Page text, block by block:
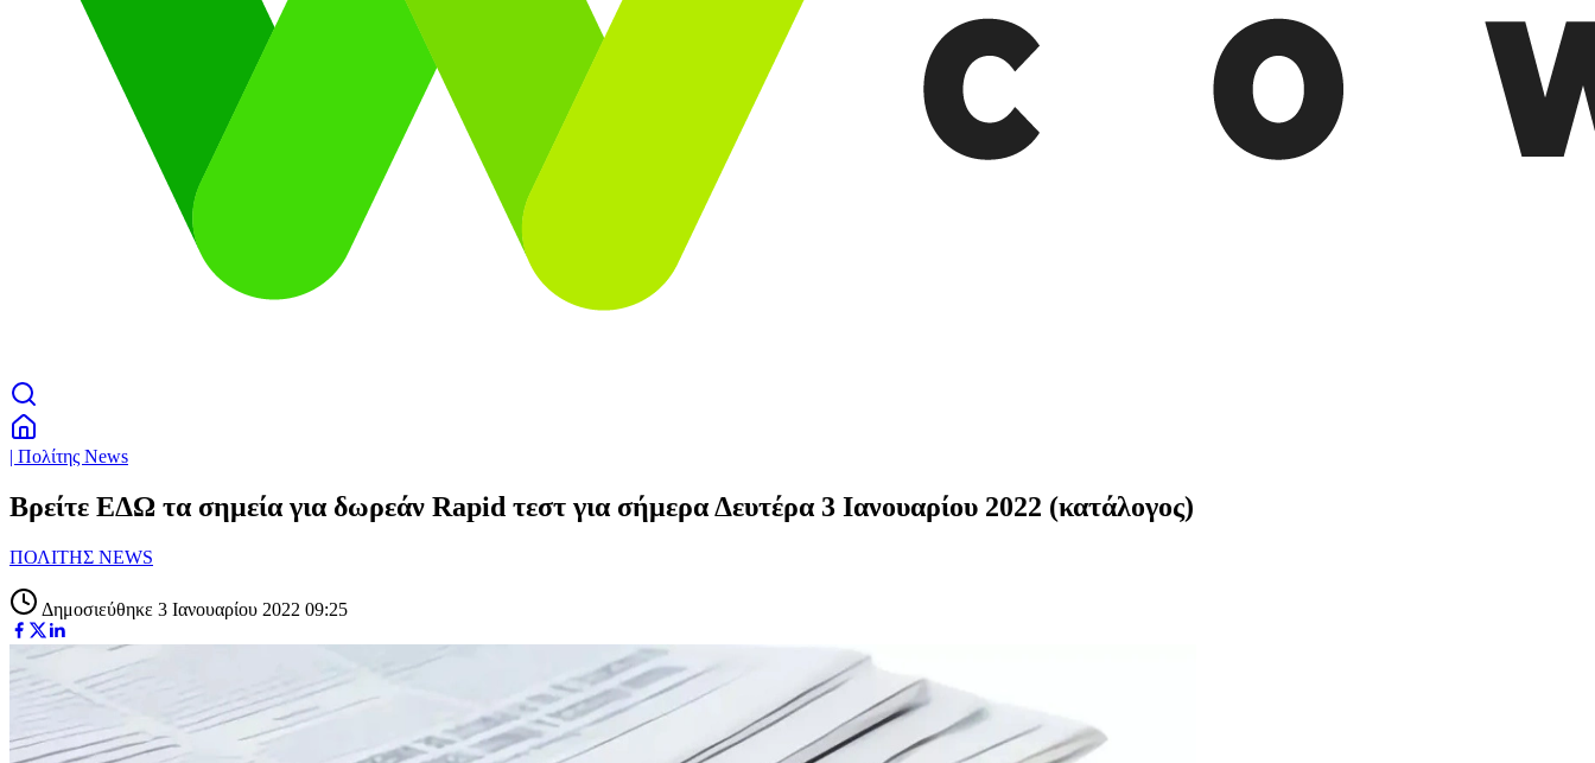
| Πολίτης News
Βρείτε ΕΔΩ τα σημεία για δωρεάν Rapid τεστ για σήμερα Δευτέρα 3 Ιανουαρίου 2022 (κατάλογος)
ΠΟΛΙΤΗΣ NEWS
Δημοσιεύθηκε 3 Ιανουαρίου 2022 09:25